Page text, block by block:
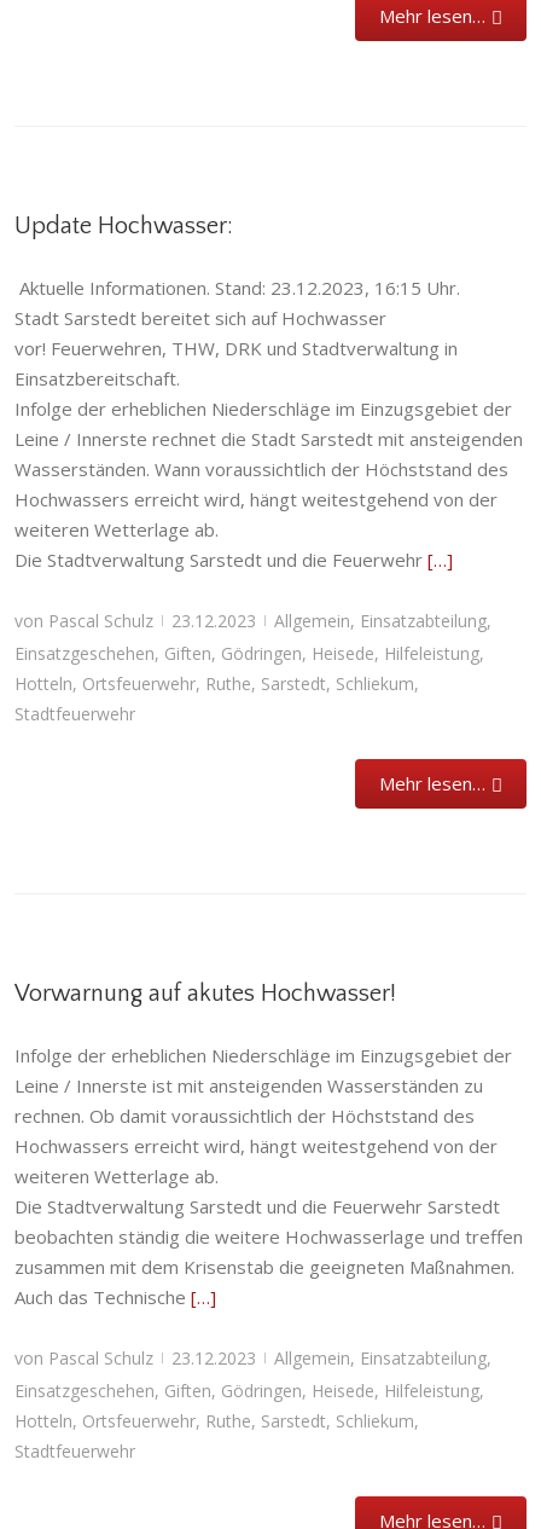
Mehr lesen…
Update Hochwasser:
Aktuelle Informationen. Stand: 23.12.2023, 16:15 Uhr.
Stadt Sarstedt bereitet sich auf Hochwasser
vor! Feuerwehren, THW, DRK und Stadtverwaltung in
Einsatzbereitschaft.
Infolge der erheblichen Niederschläge im Einzugsgebiet der
Leine / Innerste rechnet die Stadt Sarstedt mit ansteigenden
Wasserständen. Wann voraussichtlich der Höchststand des
Hochwassers erreicht wird, hängt weitestgehend von der
weiteren Wetterlage ab.
Die Stadtverwaltung Sarstedt und die Feuerwehr […]
von Pascal Schulz | 23.12.2023 | Allgemein, Einsatzabteilung,
Einsatzgeschehen, Giften, Gödringen, Heisede, Hilfeleistung,
Hotteln, Ortsfeuerwehr, Ruthe, Sarstedt, Schliekum,
Stadtfeuerwehr
Mehr lesen…
Vorwarnung auf akutes Hochwasser!
Infolge der erheblichen Niederschläge im Einzugsgebiet der
Leine / Innerste ist mit ansteigenden Wasserständen zu
rechnen. Ob damit voraussichtlich der Höchststand des
Hochwassers erreicht wird, hängt weitestgehend von der
weiteren Wetterlage ab.
Die Stadtverwaltung Sarstedt und die Feuerwehr Sarstedt
beobachten ständig die weitere Hochwasserlage und treffen
zusammen mit dem Krisenstab die geeigneten Maßnahmen.
Auch das Technische […]
von Pascal Schulz | 23.12.2023 | Allgemein, Einsatzabteilung,
Einsatzgeschehen, Giften, Gödringen, Heisede, Hilfeleistung,
Hotteln, Ortsfeuerwehr, Ruthe, Sarstedt, Schliekum,
Stadtfeuerwehr
Mehr lesen…